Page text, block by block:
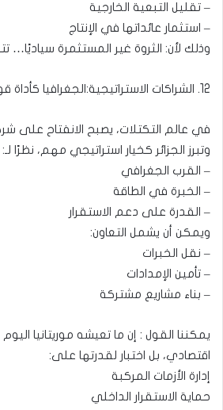
– تقليل التبعية الخارجية
– استثمار عائداتها في الإنتاج
وذلك لأن: الثروة غير المستثمرة
12. الشراكات الاستراتيجية:الجغرافيا كأداة قوة
في عالم التكتلات، يصبح الانفتاح على
وتبرز الجزائر كخيار استراتيجي مهم، نظرًا لـ:
– القرب الجغرافي
– الخبرة في الطاقة
– القدرة على دعم الاستقرار
ويمكن أن يشمل التعاون:
– نقل الخبرات
– تأمين الإمدادات
– بناء مشاريع مشتركة
يمكننا القول : إن ما تعيشه موريتانيا
اقتصادي، بل اختبار لقدرتها على:
إدارة الأزمات المركبة
حماية الاستقرار الداخلي